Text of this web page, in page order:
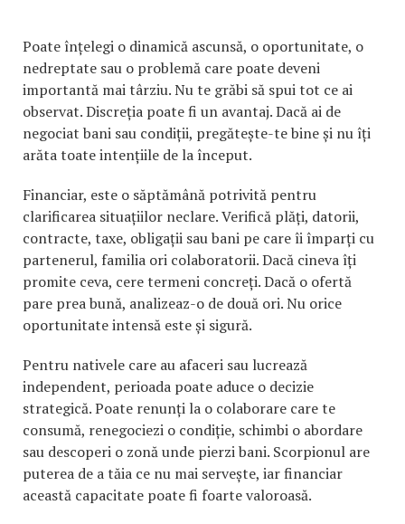
Poate înțelegi o dinamică ascunsă, o oportunitate, o
nedreptate sau o problemă care poate deveni
importantă mai târziu. Nu te grăbi să spui tot ce ai
observat. Discreția poate fi un avantaj. Dacă ai de
negociat bani sau condiții, pregătește-te bine și nu îți
arăta toate intențiile de la început.
Financiar, este o săptămână potrivită pentru
clarificarea situațiilor neclare. Verifică plăți, datorii,
contracte, taxe, obligații sau bani pe care îi împarți cu
partenerul, familia ori colaboratorii. Dacă cineva îți
promite ceva, cere termeni concreți. Dacă o ofertă
pare prea bună, analizeaz-o de două ori. Nu orice
oportunitate intensă este și sigură.
Pentru nativele care au afaceri sau lucrează
independent, perioada poate aduce o decizie
strategică. Poate renunți la o colaborare care te
consumă, renegociezi o condiție, schimbi o abordare
sau descoperi o zonă unde pierzi bani. Scorpionul are
puterea de a tăia ce nu mai servește, iar financiar
această capacitate poate fi foarte valoroasă.